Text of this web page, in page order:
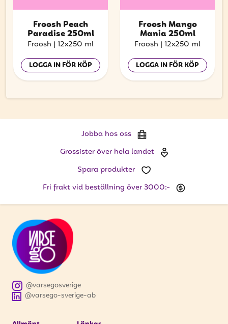
Froosh Peach
Paradise 250ml
Froosh | 12x250 ml
LOGGA IN FÖR KÖP
Froosh Mango
Mania 250ml
Froosh | 12x250 ml
LOGGA IN FÖR KÖP
Jobba hos oss
Grossister över hela landet
Spara produkter
Fri frakt vid beställning över 3000:-
@varsego-sverige-ab
@varsegosverige